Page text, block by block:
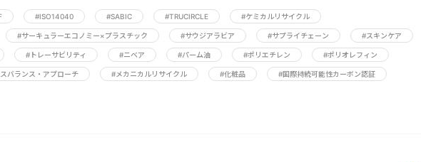
#ISO14040 #SABIC #TRUCIRCLE #ケミカルリサイクル
#サーキュラーエコノミー×プラスチック #サウジアラビア #サプライチェーン #スキンケア
#トレーサビリティ #ニベア #パーム油 #ポリエチレン #ポリオレフィン
バランス・アプローチ #メカニカルリサイクル #化粧品 #国際持続可能性カーボン認証